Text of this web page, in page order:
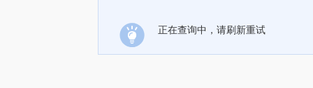
正在查询中，请刷新重试